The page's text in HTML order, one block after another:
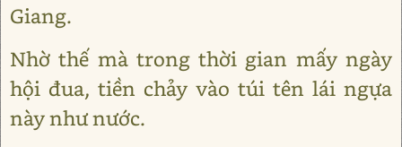
Giang.
Nhờ thế mà trong thời gian mấy ngày
hội đua, tiền chảy vào túi tên lái ngựa
này như nước.